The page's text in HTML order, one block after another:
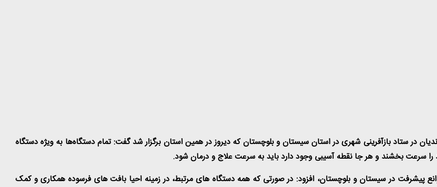
‌در ستاد بازآفرینی شهری در استان سیستان و بلوچستان که دیروز در همین استان برگزار شد گفت: تمام دستگاه‌ها به ویژه دستگاه
را سرعت بخشند و هر جا نقطه آسیبی وجود دارد باید به سرعت علاج و درمان شود.
پیشرفت در سیستان و بلوچستان، افزود: در صورتی که همه دستگاه های مرتبط، در زمینه احیا بافت های فرسوده همکاری و کمک